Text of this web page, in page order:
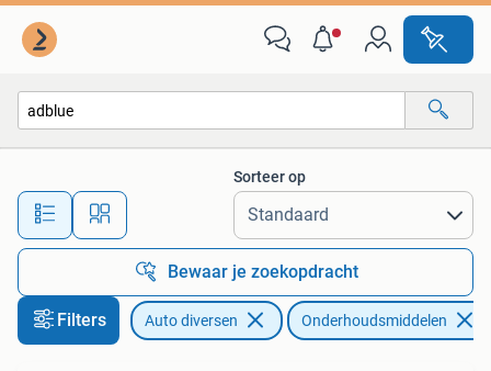
Alle afstanden…
Sorteer op
Bewaar je zoekopdracht
Filters Auto diversen Onderhoudsmiddelen